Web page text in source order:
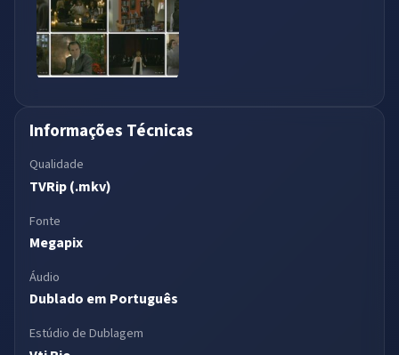
Informações Técnicas
Qualidade
TVRip (.mkv)
Fonte
Megapix
Áudio
Dublado em Português
Estúdio de Dublagem